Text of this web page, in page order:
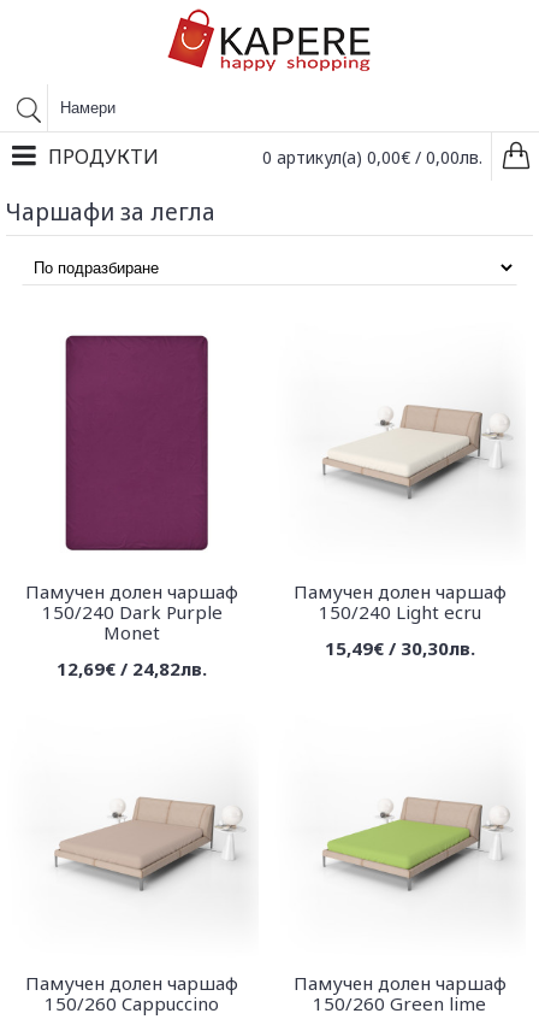
0 артикул(а) 0,00€ / 0,00лв.
ПРОДУКТИ
Чаршафи за легла
Памучен долен чаршаф
150/240 Dark Purple
Monet
12,69€ / 24,82лв.
Памучен долен чаршаф
150/240 Light ecru
15,49€ / 30,30лв.
Памучен долен чаршаф
150/260 Cappuccino
Памучен долен чаршаф
150/260 Green lime